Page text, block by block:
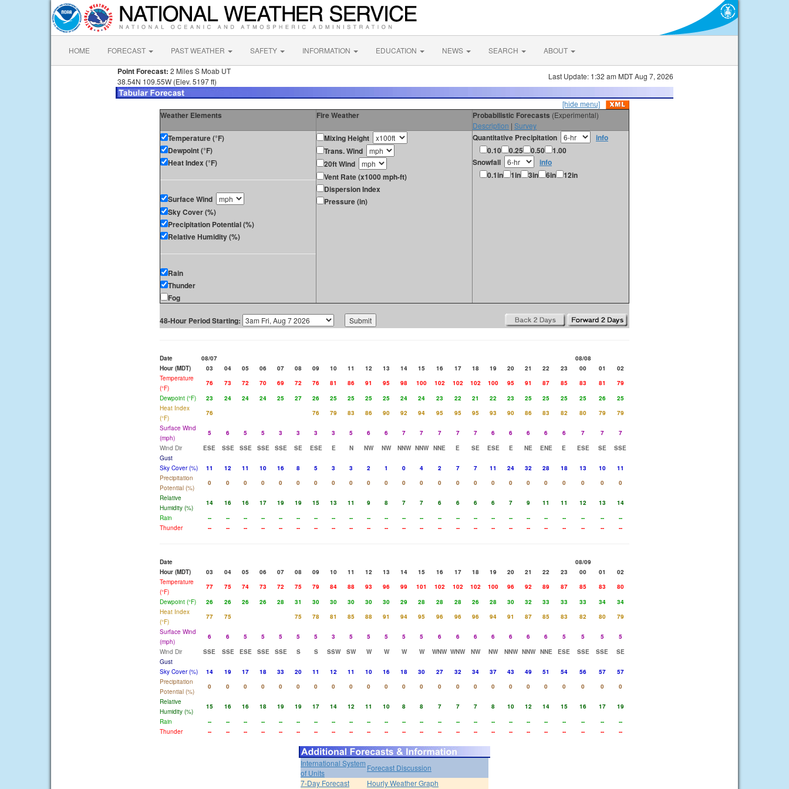
HOME FORECAST PAST WEATHER SAFETY INFORMATION EDUCATION NEWS SEARCH ABOUT
Point Forecast: 2 Miles S Moab UT
38.54N 109.55W (Elev. 5197 ft)
Last Update: 1:32 am MDT Aug 7, 2026
[hide menu]
Weather Elements Fire Weather Probabilistic Forecasts (Experimental)
Description | Survey
Temperature (°F)
Dewpoint (°F)
Heat Index (°F)
Surface Wind
Sky Cover (%)
Precipitation Potential (%)
Relative Humidity (%)
Rain
Thunder
Fog
Mixing Height
Trans. Wind
20ft Wind
Vent Rate (x1000 mph-ft)
Dispersion Index
Pressure (in)
Quantitative Precipitation
info
0.10
0.25 0.50
1.00
Snowfall
info
0.1in
1in 3in 6in 12in
48-Hour Period Starting:
Date 08/07
08/08
Hour (MDT)
03 04 05 06 07 08 09 10 11 12 13 14 15 16 17 18 19 20 21 22 23 00 01
02
Temperature
(°F)
76 73 72 70 69 72 76 81 86 91 95 98 100 102 102 102 100 95 91 87 85 83 81
79
Dewpoint (°F)
23 24 24 24 25 27 26 25 25 25 25 24 24 23 22 21 22 23 25 25 25 25 26
25
Heat Index
(°F)
76 76 79 83 86 90 92 94 95 95 95 93 90 86 83 82 80 79
79
Surface Wind
(mph)
5 6 5 5 3 3 3 3 5 6 6 7 7 7 7 7 6 6 6 6 6 7 7
7
Wind Dir
ESE SSE SSE SSE SSE SE ESE E N NW NW NNW NNW NNE E SE ESE E NE ENE E ESE SE
SSE
Gust
Sky Cover (%)
11 12 11 10 16 8 5 3 3 2 1 0 4 2 7 7 11 24 32 28 18 13 10
11
Precipitation
Potential (%)
0 0 0 0 0 0 0 0 0 0 0 0 0 0 0 0 0 0 0 0 0 0 0
0
Relative
Humidity (%)
14 16 16 17 19 19 15 13 11 9 8 7 7 6 6 6 6 7 9 11 11 12 13
14
Rain
-- -- -- -- -- -- -- -- -- -- -- -- -- -- -- -- -- -- -- -- -- -- --
--
Thunder
-- -- -- -- -- -- -- -- -- -- -- -- -- -- -- -- -- -- -- -- -- -- -- --
Date
08/09
Hour (MDT)
03 04 05 06 07 08 09 10 11 12 13 14 15 16 17 18 19 20 21 22 23 00 01
02
Temperature
(°F)
77 75 74 73 72 75 79 84 88 93 96 99 101 102 102 102 100 96 92 89 87 85 83
80
Dewpoint (°F)
26 26 26 26 28 31 30 30 30 30 30 29 28 28 28 26 28 30 32 33 33 33 34
34
Heat Index
(°F)
77 75 75 78 81 85 88 91 94 95 96 96 96 94 91 87 85 83 82 80
79
Surface Wind
(mph)
6 6 5 5 5 5 5 3 5 5 5 5 5 6 6 6 6 6 6 6 5 5 5
5
Wind Dir
SSE SSE ESE SSE SSE S S SSW SW W W W W WNW WNW NW NW NNW NNW NNE ESE SSE SSE
SE
Gust
Sky Cover (%)
14 19 17 18 33 20 11 12 11 10 16 18 30 27 32 34 37 43 49 51 54 56 57
57
Precipitation
Potential (%)
0 0 0 0 0 0 0 0 0 0 0 0 0 0 0 0 0 0 0 0 0 0 0
0
Relative
Humidity (%)
15 16 16 18 19 19 17 14 12 11 10 8 8 7 7 7 8 10 12 14 15 16 17
19
Rain
-- -- -- -- -- -- -- -- -- -- -- -- -- -- -- -- -- -- -- -- -- -- --
--
Thunder
-- -- -- -- -- -- -- -- -- -- -- -- -- -- -- -- -- -- -- -- -- -- -- --
International System
of Units
Forecast Discussion
7-Day Forecast
Hourly Weather Graph